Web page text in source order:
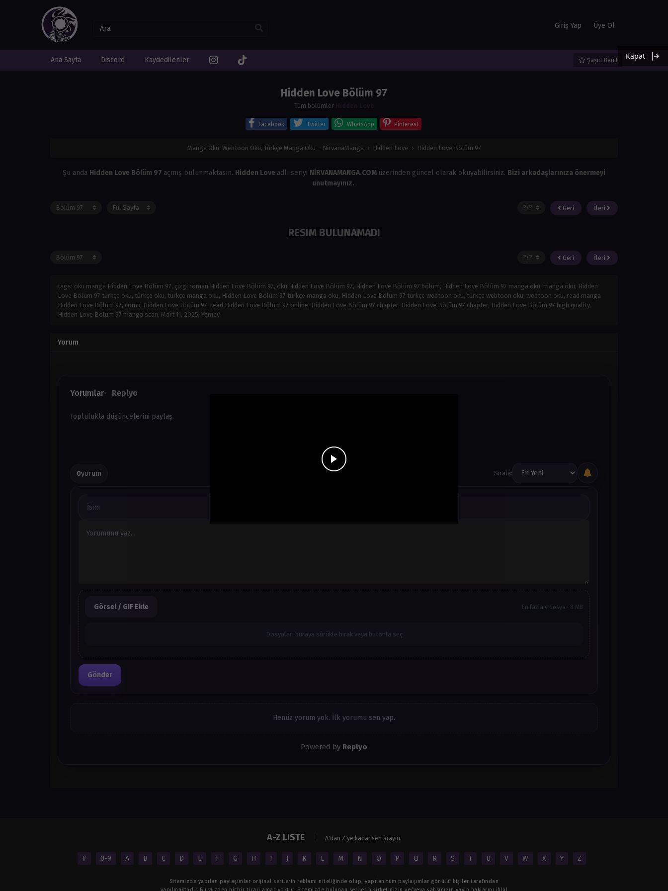
Giriş Yap Üye Ol
Ana Sayfa Discord Kaydedilenler Şaşırt Beni!
Hidden Love Bölüm 97
Tüm bölümler Hidden Love
Facebook Twitter WhatsApp Pinterest
Manga Oku, Webtoon Oku, Türkçe Manga Oku – NirvanaManga › Hidden Love › Hidden Love Bölüm 97
Şu anda Hidden Love Bölüm 97 açmış bulunmaktasın. Hidden Love adlı seriyi NİRVANAMANGA.COM üzerinden güncel olarak okuyabilirsiniz. Bizi arkadaşlarınıza önermeyi
unutmayınız..
Geri İleri
RESIM BULUNAMADI
Geri İleri
tags: oku manga Hidden Love Bölüm 97, çizgi roman Hidden Love Bölüm 97, oku Hidden Love Bölüm 97, Hidden Love Bölüm 97 bölüm, Hidden Love Bölüm 97 manga oku, manga oku, Hidden
Love Bölüm 97 türkçe oku, türkçe oku, türkçe manga oku, Hidden Love Bölüm 97 türkçe manga oku, Hidden Love Bölüm 97 türkçe webtoon oku, türkçe webtoon oku, webtoon oku, read manga
Hidden Love Bölüm 97, comic Hidden Love Bölüm 97, read Hidden Love Bölüm 97 online, Hidden Love Bölüm 97 chapter, Hidden Love Bölüm 97 chapter, Hidden Love Bölüm 97 high quality,
Hidden Love Bölüm 97 manga scan, Mart 11, 2025, Yamey
Yorum
Yorumlar Replyo
Toplulukla düşüncelerini paylaş.
0yorum Sırala:
Görsel / GIF Ekle En fazla 4 dosya · 8 MB
Dosyaları buraya sürükle bırak veya butonla seç
Gönder
Henüz yorum yok. İlk yorumu sen yap.
Powered by Replyo
A-Z LISTE A'dan Z'ye kadar seri arayın.
# 0-9 A B C D E F G H I J K L M N O P Q R S T U V W X Y Z
Sitemizde yapılan paylaşımlar orijinal serilerin reklamı niteliğinde olup, yapılan tüm paylaşımlar gönüllü kişiler tarafından
Kapat